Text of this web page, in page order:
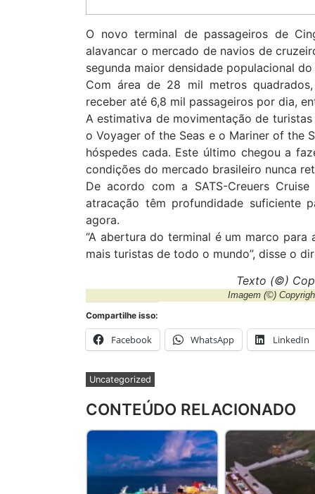
O novo terminal de passageiros de
alavancar o mercado de navios de
segunda maior densidade populacional do
Com área de 28 mil metros
receber até 6,8 mil passageiros por dia,
A estimativa de movimentação de
o Voyager of the Seas e o Mariner of the
hóspedes cada. Este último chegou a
condições do mercado brasileiro nunca
De acordo com a SATS-Creuers
atracação têm profundidade suficiente
agora.
“A abertura do terminal é um marco
mais turistas de todo o mundo”, disse o
Texto (©)
Imagem (©)
Compartilhe isso:
Facebook WhatsApp LinkedIn
Uncategorized
CONTEÚDO RELACIONADO